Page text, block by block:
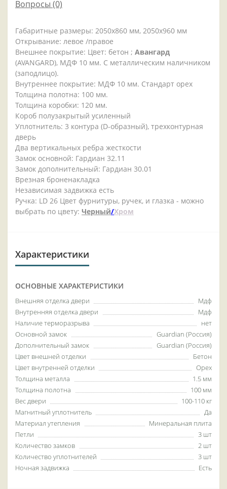
Вопросы (0)
Габаритные размеры: 2050x860 мм, 2050x960 мм
Открывание: левое /правое
Внешнее покрытие: Цвет: бетон ; Авангард
(AVANGARD), МДФ 10 мм. С металлическим наличником
(заподлицо).
Внутреннее покрытие: МДФ 10 мм. Стандарт орех
Толщина полотна: 100 мм.
Толщина коробки: 120 мм.
Короб полузакрытый усиленный
Уплотнитель: 3 контура (D-образный), трехконтурная
дверь
Два вертикальных ребра жесткости
Замок основной: Гардиан 32.11
Замок дополнительный: Гардиан 30.01
Врезная броненакладка
Независимая задвижка есть
Ручка: LD 26 Цвет фурнитуры, ручек, и глазка - можно
выбрать по цвету: Черный/Хром
Характеристики
ОСНОВНЫЕ ХАРАКТЕРИСТИКИ
Внешняя отделка двери
Мдф
Внутренняя отделка двери
Мдф
Наличие терморазрыва
нет
Основной замок
Guardian (Россия)
Дополнительный замок
Guardian (Россия)
Цвет внешней отделки
Бетон
Цвет внутренней отделки
Орех
Толщина металла
1.5 мм
Толщина полотна
100 мм
Вес двери
100-110 кг
Магнитный уплотнитель
Да
Материал утепления
Минеральная плита
Петли
3 шт
Количество замков
2 шт
Количество уплотнителей
3 шт
Ночная задвижка
Есть